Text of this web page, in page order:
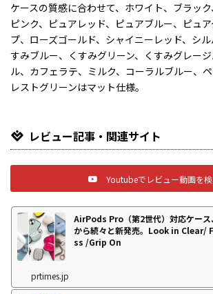
ケースの質感に合わせて、ホワイト、ブラッ
ピンク、ピュアレッド、ピュアブルー、ピュ
プ、ローズゴールド、シャイニーレッド、シ
すみブルー、くすみグリーン、くすみグレー
ル、カフェラテ、ミルク、コーラルブルー、
レストグリーンはマット仕様。
レビュー記事・関連サイト
Youtubeでレビュー動画を
AirPods Pro（第2世代）対応ケー
から続々と新発売。Look in Clear/
ss /Grip On
prtimes.jp